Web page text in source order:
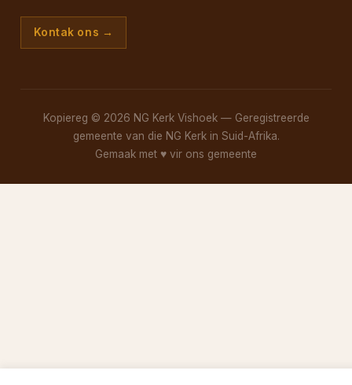
Kontak ons →
Kopiereg © 2026 NG Kerk Vishoek — Geregistreerde
gemeente van die NG Kerk in Suid-Afrika.
Gemaak met ♥ vir ons gemeente